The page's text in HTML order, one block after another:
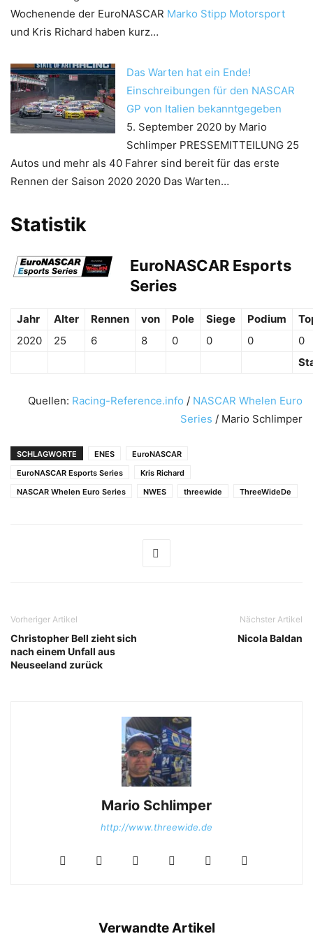
Wochenende der EuroNASCAR Marko Stipp Motorsport
und Kris Richard haben kurz…
Das Warten hat ein Ende!
Einschreibungen für den NASCAR
GP von Italien bekanntgegeben
5. September 2020 by Mario
Schlimper PRESSEMITTEILUNG 25
Autos und mehr als 40 Fahrer sind bereit für das erste
Rennen der Saison 2020 2020 Das Warten…
Statistik
EuroNASCAR Esports
Series
Jahr Alter Rennen von Pole Siege Podium
2020
25 6 8 0 0 0
0
Quellen: Racing-Reference.info / NASCAR Whelen Euro
Series / Mario Schlimper
SCHLAGWORTE ENES
EuroNASCAR
EuroNASCAR Esports Series
Kris Richard
NASCAR Whelen Euro Series
NWES threewide ThreeWideDe
Vorheriger Artikel
Christopher Bell zieht sich
nach einem Unfall aus
Neuseeland zurück
Nächster Artikel
Nicola Baldan
Mario Schlimper
http://www.threewide.de
Verwandte Artikel